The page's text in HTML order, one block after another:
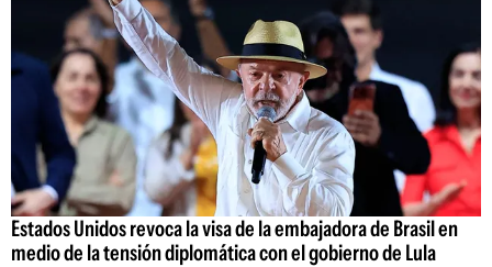
Estados Unidos revoca la visa de la embajadora de Brasil en
medio de la tensión diplomática con el gobierno de Lula